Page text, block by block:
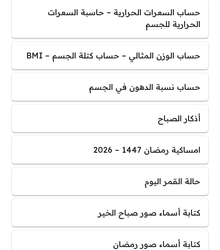
حساب السعرات الحرارية – حاسبة السعرات
الحرارية للجسم
حساب الوزن المثالي – حساب كتلة الجسم – BMI
حساب نسبة الدهون في الجسم
أذكار الصباح
امساكية رمضان 1447 – 2026
حالة القمر اليوم
كتابة أسماء صور صباح الخير
كتابة أسماء صور رمضان